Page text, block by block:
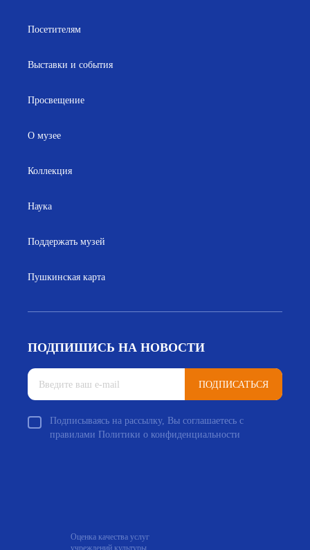
Посетителям
Выставки и события
Просвещение
О музее
Коллекция
Наука
Поддержать музей
Пушкинская карта
ПОДПИШИСЬ НА НОВОСТИ
ПОДПИСАТЬСЯ
Подписываясь на рассылку, Вы соглашаетесь с
правилами Политики о конфиденциальности
Оценка качества услуг
учреждений культуры